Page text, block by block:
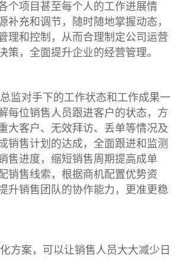
个项目甚至每个人的工作进展情
补充和调节，随时随地掌握动态，
理和控制，从而合理制定公司运营
策，全面提升企业的经营管理。
监对手下的工作状态和工作成果一
每位销售人员跟进客户的状态，方
大客户、无效拜访、丢单等情况及
销售计划的达成，全面跟进和监测
售进度，缩短销售周期提高成单
销售线索，根据商机配置优势资
升销售团队的协作能力，更准更稳
方案，可以让销售人员大大减少日